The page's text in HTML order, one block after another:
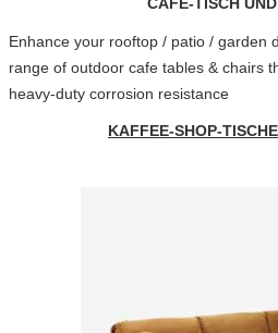
Enhance your rooftop / patio / garden
range of outdoor cafe tables & chairs
heavy-duty corrosion resistance
KAFFEE-SHOP-